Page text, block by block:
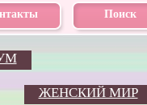
Поиск
ЖЕНСКИЙ МИР